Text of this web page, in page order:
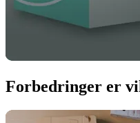
Forbedringer er